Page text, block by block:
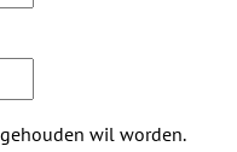
wil worden.